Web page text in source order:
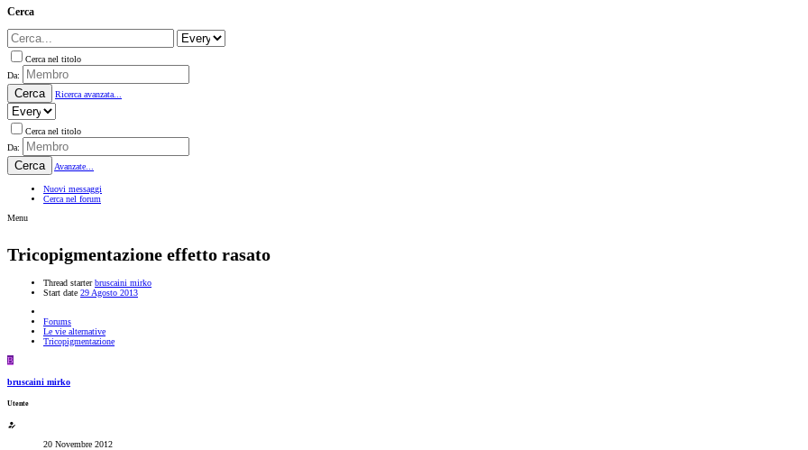
Cerca
Cerca nel titolo
Da:
Cerca Ricerca avanzata...
Cerca nel titolo
Da:
Cerca Avanzate...
Nuovi messaggi
Cerca nel forum
Menu
Tricopigmentazione effetto rasato
Thread starter bruscaini mirko
Start date 29 Agosto 2013
Forums
Le vie alternative
Tricopigmentazione
B
bruscaini mirko
Utente
20 Novembre 2012